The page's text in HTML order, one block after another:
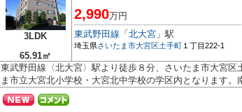
3LDK
65.91㎡
2,990万円
東武野田線 「 北大宮 」駅
埼玉県さいたま市大宮区土手町 １丁目222-1
東武野田線〈北大宮〉駅より徒歩８分、さいたま市大宮
ま市立大宮北小学校・大宮北中学校の学区内となります。